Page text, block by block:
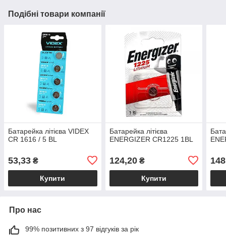
Подібні товари компанії
Батарейка літієва VIDEX
CR 1616 / 5 BL
53,33 ₴
Купити
Батарейка літієва
ENERGIZER CR1225 1BL
124,20₴
Купити
Про нас
99% позитивних з 97 відгуків за рік